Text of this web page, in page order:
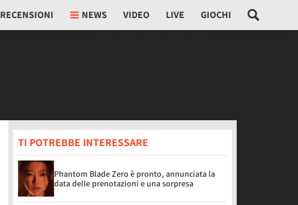
RECENSIONI NEWS VIDEO LIVE GIOCHI
TI POTREBBE INTERESSARE
Phantom Blade Zero è pronto, annunciata la
data delle prenotazioni e una sorpresa